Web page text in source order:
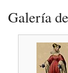
Galería